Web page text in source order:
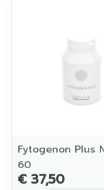
Fytogenon Plus
60
€ 37,50